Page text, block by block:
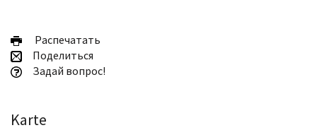
Pаспечатать
Поделиться
Задай вопрос!
Karte